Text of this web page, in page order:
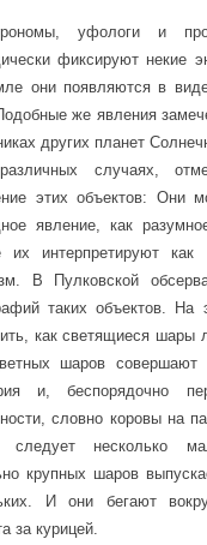
уфологии
фиксируют некие
они появляются в
же явления
других планет
случаях,
этих объектов: Они
явление, как
их интерпретируют
В Пулковской
таких объектов. На
как светящиеся шары
шаров совершают
и, беспорядочно
словно коровы на
следует несколько
крупных шаров
И они бегают
за курицей.